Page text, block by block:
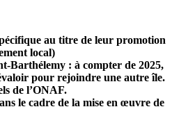
au titre de leur promotion
local)
Barthélemy : à compter de 2025,
pour rejoindre une autre île.
de l’ONAF.
le cadre de la mise en œuvre de